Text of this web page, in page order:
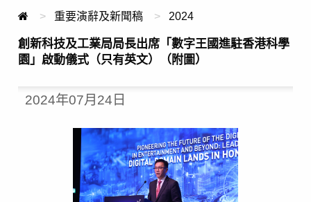
重要演辭及新聞稿 2024
創新科技及工業局局長出席「數字王國進駐香港科學
園」啟動儀式（只有英文）（附圖）
2024年07月24日